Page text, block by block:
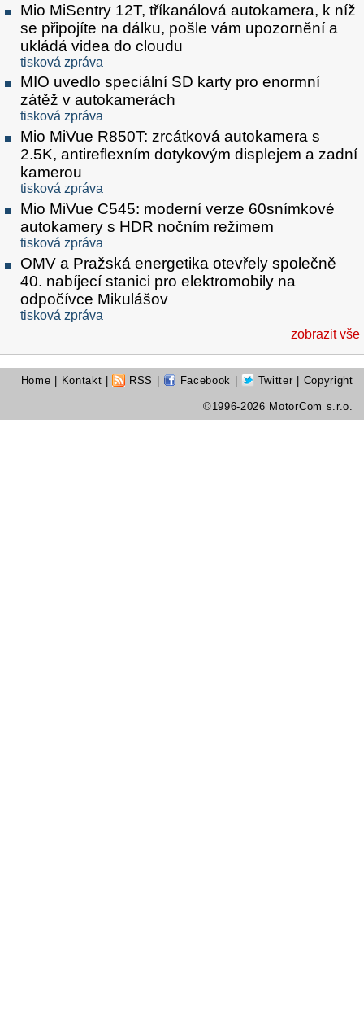
Mio MiSentry 12T, tříkanálová autokamera, k níž
se připojíte na dálku, pošle vám upozornění a
ukládá videa do cloudu
tisková zpráva
MIO uvedlo speciální SD karty pro enormní
zátěž v autokamerách
tisková zpráva
Mio MiVue R850T: zrcátková autokamera s
2.5K, antireflexním dotykovým displejem a zadní
kamerou
tisková zpráva
Mio MiVue C545: moderní verze 60snímkové
autokamery s HDR nočním režimem
tisková zpráva
OMV a Pražská energetika otevřely společně
40. nabíjecí stanici pro elektromobily na
odpočívce Mikulášov
tisková zpráva
zobrazit vše
Home | Kontakt | RSS | Facebook | Twitter | Copyright
©1996-2026 MotorCom s.r.o.